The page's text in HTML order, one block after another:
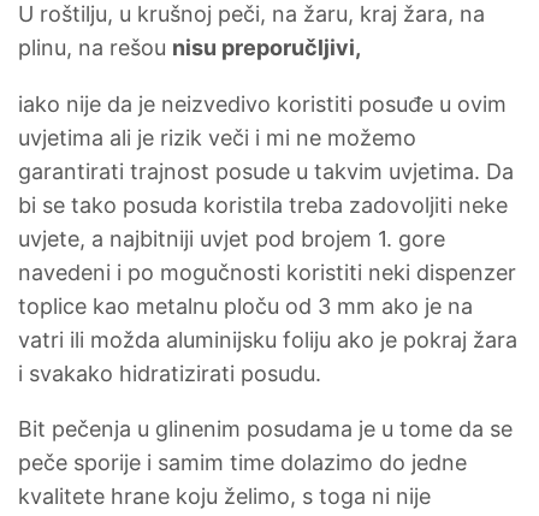
U roštilju, u krušnoj peči, na žaru, kraj žara, na
plinu, na rešou nisu preporučljivi,
iako nije da je neizvedivo koristiti posuđe u ovim
uvjetima ali je rizik veči i mi ne možemo
garantirati trajnost posude u takvim uvjetima. Da
bi se tako posuda koristila treba zadovoljiti neke
uvjete, a najbitniji uvjet pod brojem 1. gore
navedeni i po mogučnosti koristiti neki dispenzer
toplice kao metalnu ploču od 3 mm ako je na
vatri ili možda aluminijsku foliju ako je pokraj žara
i svakako hidratizirati posudu.
Bit pečenja u glinenim posudama je u tome da se
peče sporije i samim time dolazimo do jedne
kvalitete hrane koju želimo, s toga ni nije